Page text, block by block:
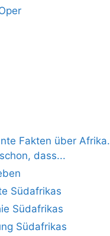
Fakten über Afrika.
dass...
Südafrikas
Südafrikas
Südafrikas